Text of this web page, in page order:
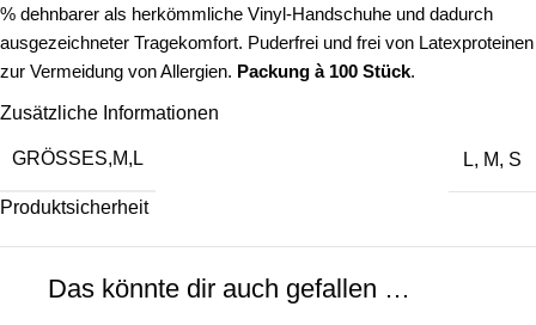
% dehnbarer als herkömmliche Vinyl-Handschuhe und dadurch
ausgezeichneter Tragekomfort. Puderfrei und frei von Latexproteinen
zur Vermeidung von Allergien. Packung à 100 Stück.
Zusätzliche Informationen
GRÖSSE S,M,L L, M, S
Produktsicherheit
Das könnte dir auch gefallen …